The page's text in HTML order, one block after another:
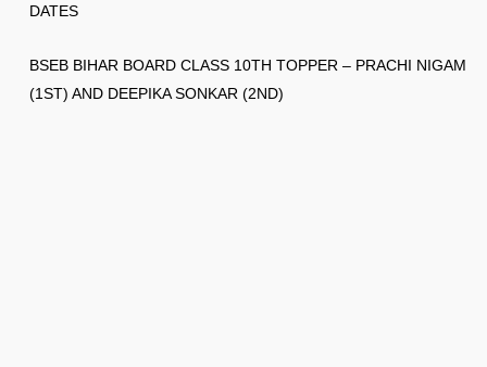
DATES
BSEB BIHAR BOARD CLASS 10TH TOPPER – PRACHI NIGAM
(1ST) AND DEEPIKA SONKAR (2ND)